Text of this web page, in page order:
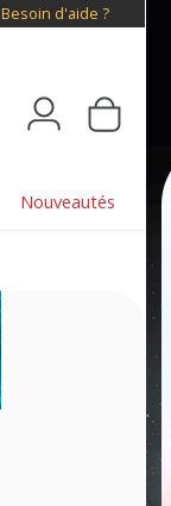
Besoin d'aide ?
Nouveautés